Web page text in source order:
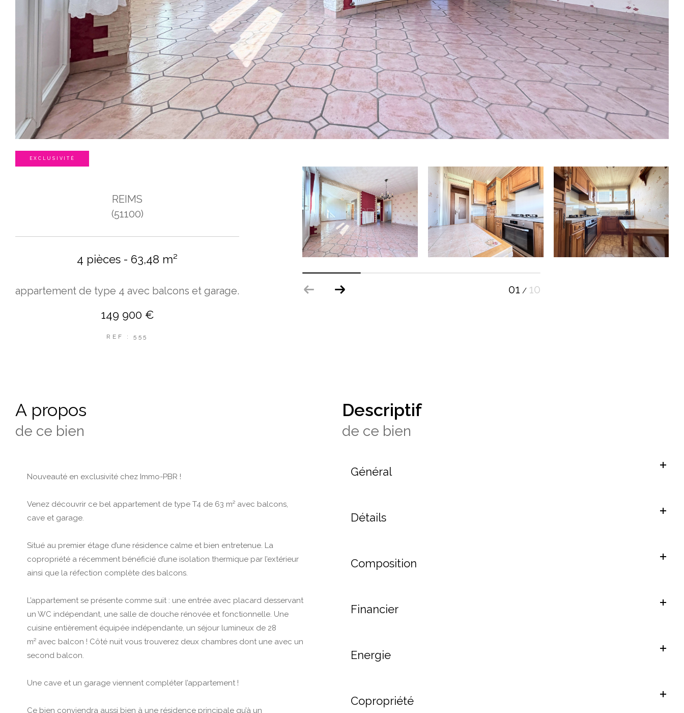
EXCLUSIVITÉ
01 / 10
REIMS
(51100)
4 pièces - 63,48 m²
appartement de type 4 avec balcons et garage.
149 900 €
REF : 555
a propos
de ce bien
Nouveauté en exclusivité chez Immo-PBR !
Venez découvrir ce bel appartement de type T4 de 63 m² avec balcons,
cave et garage.
Situé au premier étage d’une résidence calme et bien entretenue. La
copropriété a récemment bénéficié d’une isolation thermique par l’extérieur
ainsi que la réfection complète des balcons.
L’appartement se présente comme suit : une entrée avec placard desservant
un WC indépendant, une salle de douche rénovée et fonctionnelle. Une
cuisine entièrement équipée indépendante, un séjour lumineux de 28
m² avec balcon ! Côté nuit vous trouverez deux chambres dont une avec un
second balcon.
Une cave et un garage viennent compléter l’appartement !
Ce bien conviendra aussi bien à une résidence principale qu’à un
descriptif
de ce bien
Général
Détails
Composition
Financier
Energie
Copropriété